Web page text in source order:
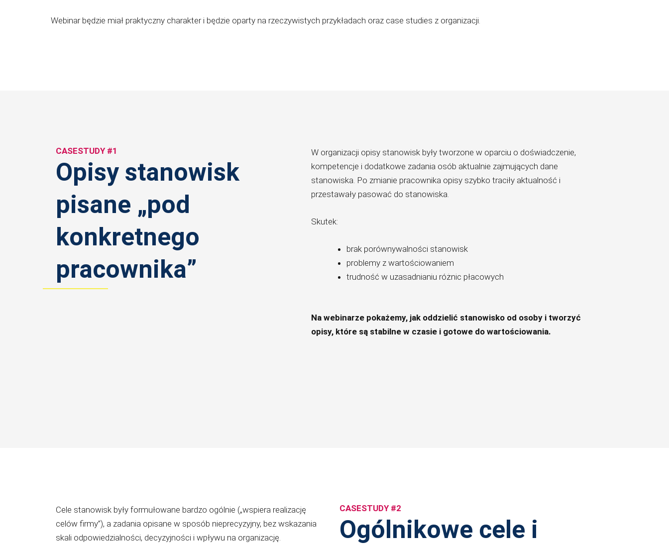
Webinar będzie miał praktyczny charakter i będzie oparty na rzeczywistych przykładach oraz case studies z organizacji.
CASESTUDY #1
Opisy stanowisk
pisane „pod
konkretnego
pracownika”
W organizacji opisy stanowisk były tworzone w oparciu o doświadczenie,
kompetencje i dodatkowe zadania osób aktualnie zajmujących dane
stanowiska. Po zmianie pracownika opisy szybko traciły aktualność i
przestawały pasować do stanowiska.
Skutek:
brak porównywalności stanowisk
problemy z wartościowaniem
trudność w uzasadnianiu różnic płacowych
Na webinarze pokażemy, jak oddzielić stanowisko od osoby i tworzyć
opisy, które są stabilne w czasie i gotowe do wartościowania.
Cele stanowisk były formułowane bardzo ogólnie („wspiera realizację
celów firmy”), a zadania opisane w sposób nieprecyzyjny, bez wskazania
skali odpowiedzialności, decyzyjności i wpływu na organizację.
CASESTUDY #2
Ogólnikowe cele i